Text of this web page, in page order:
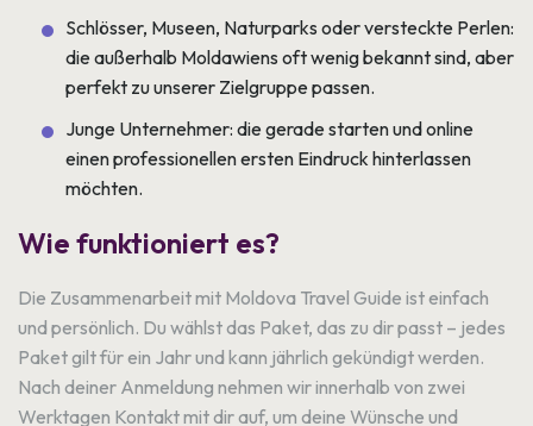
Schlösser, Museen, Naturparks oder versteckte Perlen:
die außerhalb Moldawiens oft wenig bekannt sind, aber
perfekt zu unserer Zielgruppe passen.
Junge Unternehmer: die gerade starten und online
einen professionellen ersten Eindruck hinterlassen
möchten.
Wie funktioniert es?
Die Zusammenarbeit mit Moldova Travel Guide ist einfach
und persönlich. Du wählst das Paket, das zu dir passt – jedes
Paket gilt für ein Jahr und kann jährlich gekündigt werden.
Nach deiner Anmeldung nehmen wir innerhalb von zwei
Werktagen Kontakt mit dir auf, um deine Wünsche und